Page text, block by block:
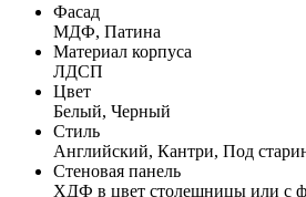
Фасад
МДФ, Патина
Материал корпуса
ЛДСП
Цвет
Белый, Черный
Стиль
Английский, Кантри, Под
Стеновая панель
ХДФ в цвет столешницы или с